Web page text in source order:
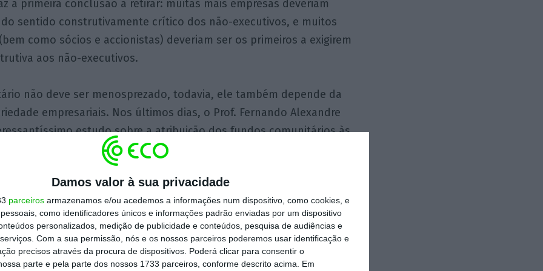
Damos valor à sua privacidade
parceiros armazenamos e/ou acedemos a informações num dispositivo, como cookies, e
como identificadores únicos e informações padrão enviadas por um dispositivo
personalizados, medição de publicidade e conteúdos, pesquisa de audiências e
Com a sua permissão, nós e os nossos parceiros poderemos usar identificação e
precisos através da procura de dispositivos. Poderá clicar para consentir o
parte e pela parte dos nossos 1733 parceiros, conforme descrito acima. Em
a primeira conclusão a retirar: muitas mais empresas deveriam
sentido construtivamente crítico dos não-executivos, e muitos
como sócios e accionistas) deveriam ser os primeiros a exigirem
aos não-executivos.
não deve ser menosprezado, todavia, ele também depende da
empresariais. Nos últimos dias, o Prof. Fernando Alexandre
estudosobre a atribuição dos fundos comunitários às
conclusões apontadas tem a ver com a falta de eficácia, ou quiçá
de fundos atribuídos às microempresas. O Fernando questiona
a pena financiarempresas que se mantêm como microempresas
ainda as empresas “ali no meio”, que já estão profissionalizadas,
de um acesso mais generoso aos fundos. Em ambos os casos,
pertinentes e que nos levam à questão organizacional.